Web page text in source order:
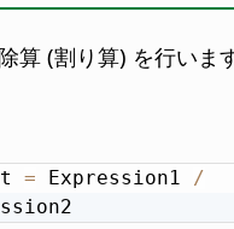
算 (割り算) を行います
= Expression1 /